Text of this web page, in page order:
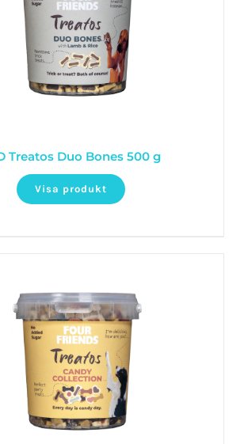
Treatos Duo Bones 500 g
Visa produkt